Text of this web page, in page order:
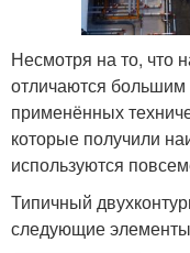
Несмотря на то, что
отличаются
применённых
которые получили
используются
Типичный
следующие